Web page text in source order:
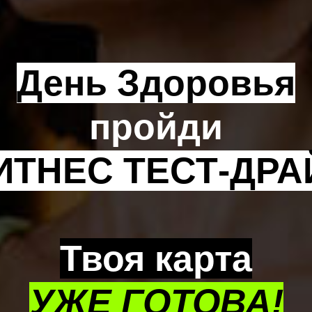
День Здоровья
пройди
ТЕСТ-
Твоя карта
УЖЕ ГОТОВА!